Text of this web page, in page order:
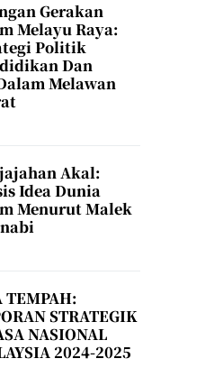
Gerakan
Melayu Raya:
Politik
Dan
Melawan
Akal:
Idea Dunia
Menurut Malek
TEMPAH:
STRATEGIK
NASIONAL
2024-2025